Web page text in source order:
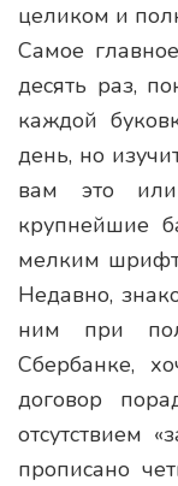
целиком и
Самое
десять раз,
каждой
день, но
вам это
крупнейшие
мелким
Недавно,
ним при
Сбербанке,
договор
отсутствием
прописано